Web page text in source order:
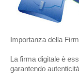
Importanza della
La firma digitale è
garantendo